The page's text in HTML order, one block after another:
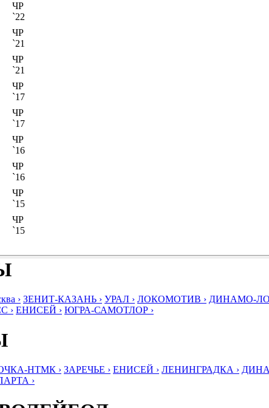
ЧР
`22
ЧР
`21
ЧР
`21
ЧР
`17
ЧР
`17
ЧР
`16
ЧР
`16
ЧР
`15
ЧР
`15
› ЗЕНИТ-КАЗАНЬ › УРАЛ › ЛОКОМОТИВ › ДИНАМО-ЛО
› ЕНИСЕЙ › ЮГРА-САМОТЛОР ›
НТМК › ЗАРЕЧЬЕ › ЕНИСЕЙ › ЛЕНИНГРАДКА ›
›